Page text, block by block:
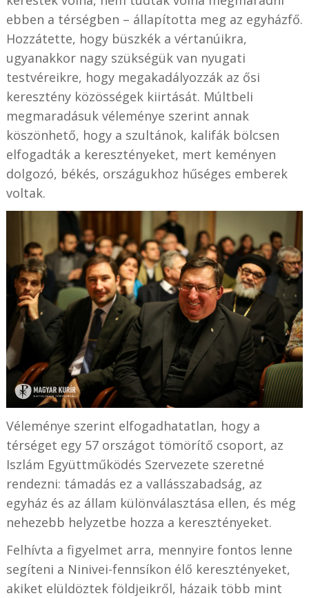
ebben a térségben – állapította meg az egyházfő.
Hozzátette, hogy büszkék a vértanúikra,
ugyanakkor nagy szükségük van nyugati
testvéreikre, hogy megakadályozzák az ősi
keresztény közösségek kiirtását. Múltbeli
megmaradásuk véleménye szerint annak
köszönhető, hogy a szultánok, kalifák bölcsen
elfogadták a keresztényeket, mert keményen
dolgozó, békés, országukhoz hűséges emberek
voltak.
Véleménye szerint elfogadhatatlan, hogy a
térséget egy 57 országot tömörítő csoport, az
Iszlám Együttműködés Szervezete szeretné
rendezni: támadás ez a vallásszabadság, az
egyház és az állam különválasztása ellen, és még
nehezebb helyzetbe hozza a keresztényeket.
Felhívta a figyelmet arra, mennyire fontos lenne
segíteni a Ninivei-fennsíkon élő keresztényeket,
akiket elüldöztek földjeikről, házaik több mint